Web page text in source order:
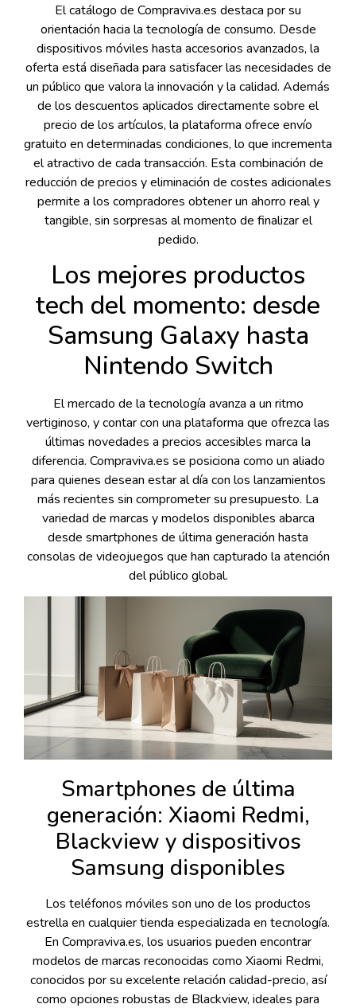
El catálogo de Compraviva.es destaca por su
orientación hacia la tecnología de consumo. Desde
dispositivos móviles hasta accesorios avanzados, la
oferta está diseñada para satisfacer las necesidades de
un público que valora la innovación y la calidad. Además
de los descuentos aplicados directamente sobre el
precio de los artículos, la plataforma ofrece envío
gratuito en determinadas condiciones, lo que incrementa
el atractivo de cada transacción. Esta combinación de
reducción de precios y eliminación de costes adicionales
permite a los compradores obtener un ahorro real y
tangible, sin sorpresas al momento de finalizar el
pedido.
Los mejores productos
tech del momento: desde
Samsung Galaxy hasta
Nintendo Switch
El mercado de la tecnología avanza a un ritmo
vertiginoso, y contar con una plataforma que ofrezca las
últimas novedades a precios accesibles marca la
diferencia. Compraviva.es se posiciona como un aliado
para quienes desean estar al día con los lanzamientos
más recientes sin comprometer su presupuesto. La
variedad de marcas y modelos disponibles abarca
desde smartphones de última generación hasta
consolas de videojuegos que han capturado la atención
del público global.
Smartphones de última
generación: Xiaomi Redmi,
Blackview y dispositivos
Samsung disponibles
Los teléfonos móviles son uno de los productos
estrella en cualquier tienda especializada en tecnología.
En Compraviva.es, los usuarios pueden encontrar
modelos de marcas reconocidas como Xiaomi Redmi,
conocidos por su excelente relación calidad-precio, así
como opciones robustas de Blackview, ideales para